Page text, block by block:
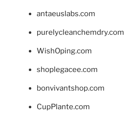
antaeuslabs.com
purelycleanchemdry.com
WishOping.com
shoplegacee.com
bonvivantshop.com
CupPlante.com